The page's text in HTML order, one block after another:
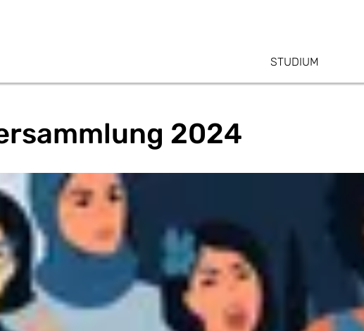
STUDIUM
2024